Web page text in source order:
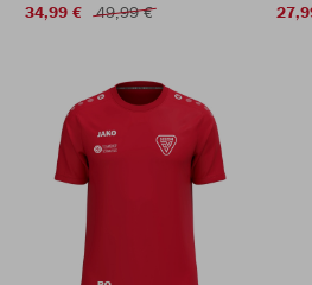
34,99 €
49,99 €